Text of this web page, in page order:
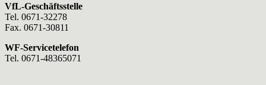
VfL-Geschäftsstelle
Tel. 0671-32278
Fax. 0671-30811
WF-Servicetelefon
Tel. 0671-48365071